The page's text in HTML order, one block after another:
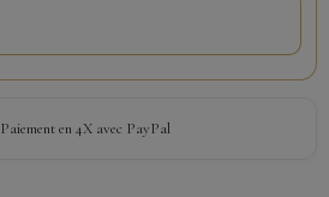
Paiement en 4X avec PayPal